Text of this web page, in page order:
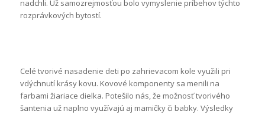
nadchli. Už samozrejmosťou bolo vymyslenie príbehov týchto
rozprávkových bytostí.
Celé tvorivé nasadenie deti po zahrievacom kole využili pri
vdýchnutí krásy kovu. Kovové komponenty sa menili na
farbami žiariace dielka. Potešilo nás, že možnosť tvorivého
šantenia už naplno využívajú aj mamičky či babky. Výsledky